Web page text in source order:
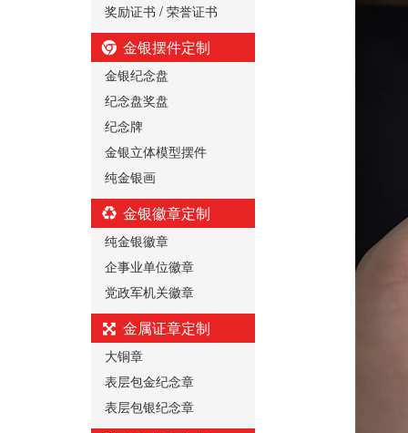
奖励证书 / 荣誉证书
金银摆件定制
金银纪念盘
纪念盘奖盘
纪念牌
金银立体模型摆件
纯金银画
金银徽章定制
纯金银徽章
企事业单位徽章
党政军机关徽章
金属证章定制
大铜章
表层包金纪念章
表层包银纪念章